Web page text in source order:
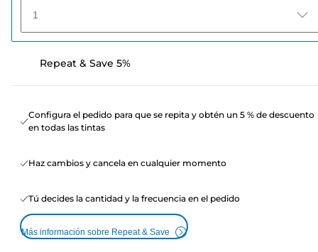
1
Repeat & Save 5%
Configura el pedido para que se repita y obtén un 5 % de descuento
en todas las tintas
Haz cambios y cancela en cualquier momento
Tú decides la cantidad y la frecuencia en el pedido
Más información sobre Repeat & Save